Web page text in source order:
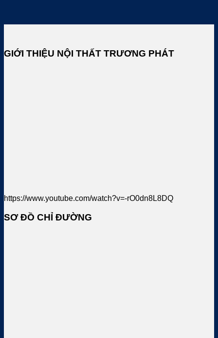
GIỚI THIỆU NỘI THẤT TRƯƠNG PHÁT
https://www.youtube.com/watch?v=-rO0dn8L8DQ
SƠ ĐỒ CHỈ ĐƯỜNG